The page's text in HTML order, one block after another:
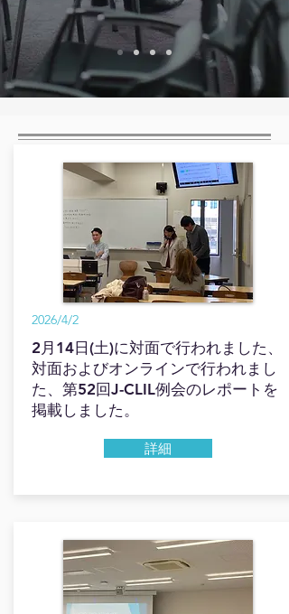
2026/4/2
2月14日(土)に対面で行われました、
対面およびオンラインで行われまし
た、第52回J-CLIL例会のレポートを
掲載しました。
詳細